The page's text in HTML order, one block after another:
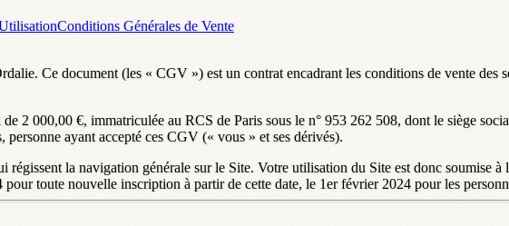
Conditions Générales de Vente
Ce document (les « CGV ») est un contrat encadrant les conditions de vente des
2 000,00 €, immatriculée au RCS de Paris sous le n° 953 262 508, dont le siège
personne ayant accepté ces CGV (« vous » et ses dérivés).
la navigation générale sur le Site. Votre utilisation du Site est donc soumise
toute nouvelle inscription à partir de cette date, le 1er février 2024 pour les